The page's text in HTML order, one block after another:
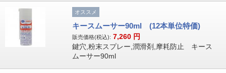
オススメ
キースムーサー90ml (12本単位特価)
販売価格(税込): 7,260 円
鍵穴,粉末スプレー,潤滑剤,摩耗防止 キース
ムーサー90ml